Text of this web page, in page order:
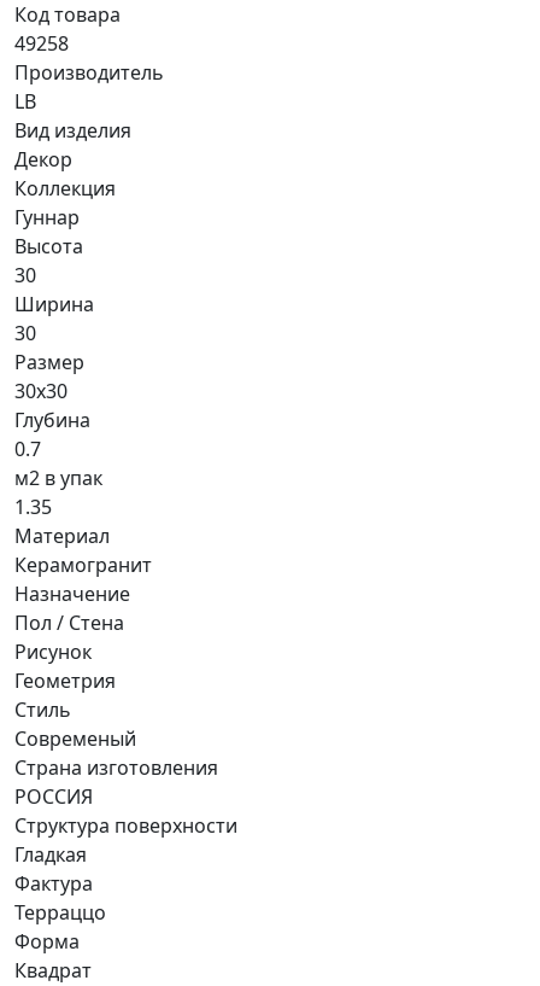
Код товара
49258
Производитель
LB
Вид изделия
Декор
Коллекция
Гуннар
Высота
30
Ширина
30
Размер
30x30
Глубина
0.7
м2 в упак
1.35
Материал
Керамогранит
Назначение
Пол / Стена
Рисунок
Геометрия
Стиль
Современый
Страна изготовления
РОССИЯ
Структура поверхности
Гладкая
Фактура
Терраццо
Форма
Квадрат